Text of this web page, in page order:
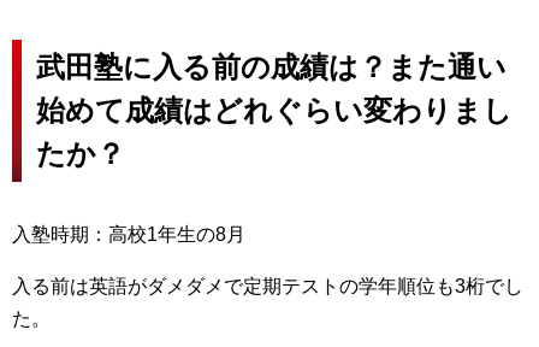
武田塾に入る前の成績は？また通い
始めて成績はどれぐらい変わりまし
たか？
入塾時期：高校1年生の8月
入る前は英語がダメダメで定期テストの学年順位も3桁でし
た。